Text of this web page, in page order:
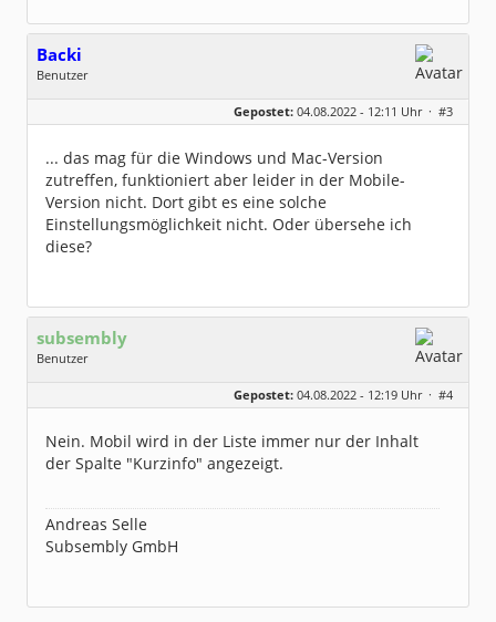
Backi
Benutzer
Geschlecht:
keine Angabe
Dabei seit:
09 / 2019
Gepostet: 04.08.2022 - 12:11 Uhr · #3
... das mag für die Windows und Mac-Version
zutreffen, funktioniert aber leider in der Mobile-
Version nicht. Dort gibt es eine solche
Einstellungsmöglichkeit nicht. Oder übersehe ich
diese?
subsembly
Benutzer
Homepage:
subsembly.com/
Dabei seit:
11 / 2004
Gepostet: 04.08.2022 - 12:19 Uhr · #4
Nein. Mobil wird in der Liste immer nur der Inhalt
der Spalte "Kurzinfo" angezeigt.
Andreas Selle
Subsembly GmbH